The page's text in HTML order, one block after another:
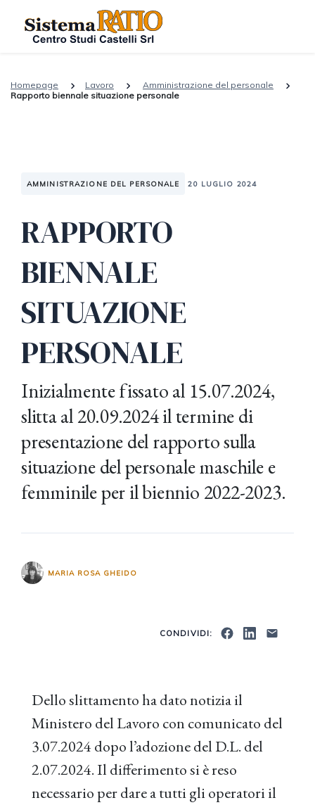
Homepage Lavoro
Amministrazione del personale
Rapporto biennale situazione personale
AMMINISTRAZIONE DEL PERSONALE 20 LUGLIO 2024
RAPPORTO
BIENNALE
SITUAZIONE
PERSONALE
Inizialmente fissato al 15.07.2024,
slitta al 20.09.2024 il termine di
presentazione del rapporto sulla
situazione del personale maschile e
femminile per il biennio 2022-2023.
MARIA ROSA GHEIDO
CONDIVIDI:
Dello slittamento ha dato notizia il
Ministero del Lavoro con comunicato del
3.07.2024 dopo l’adozione del D.L. del
2.07.2024. Il differimento si è reso
necessario per dare a tutti gli operatori il